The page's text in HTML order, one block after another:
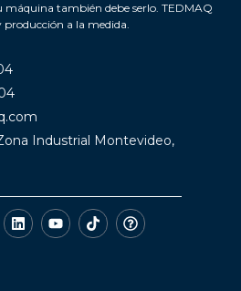
máquina también debe serlo. TEDMAQ
a la medida.
Industrial Montevideo,